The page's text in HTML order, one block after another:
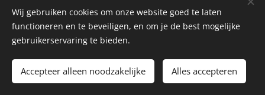
Toevoegen aan de winkelwagen
Cookies
Wij gebruiken cookies om onze website goed te laten
functioneren en te beveiligen, en om je de best mogelijke
gebruikerservaring te bieden.
Accepteer alleen noodzakelijke Alles accepteren